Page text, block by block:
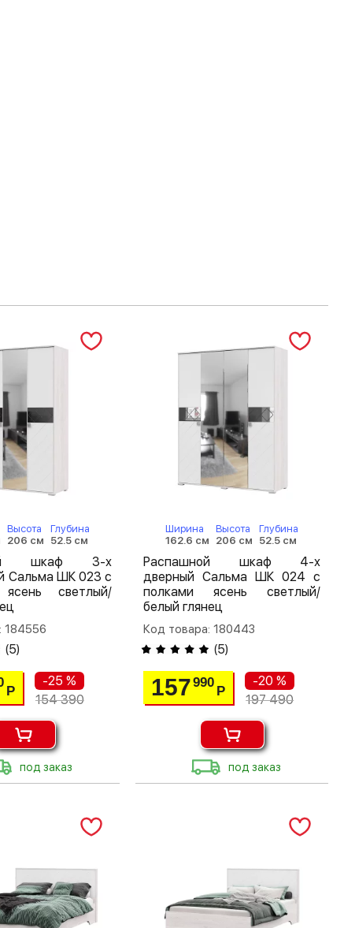
Высота
206 см
Глубина
52.5 см
шкаф 3-х
Сальма ШК 023 с
ясень светлый/
184556
(5)
Р
-25 %
154 390
под заказ
Ширина
162.6 см
Высота
206 см
Глубина
52.5 см
Распашной шкаф 4-х
дверный Сальма ШК 024 с
полками ясень светлый/
белый глянец
Код товара: 180443
(5)
157990
Р
-20 %
197 490
под заказ